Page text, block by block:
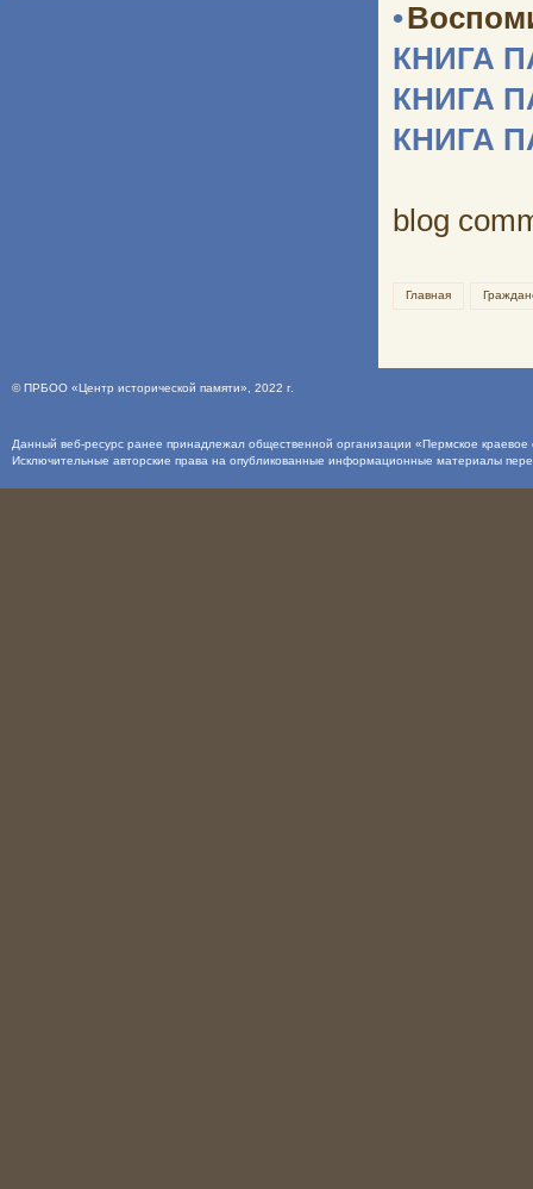
•
КНИГА
КНИГА
КНИГА
blog
Главная
©ПРБОО «Центр исторической памяти» , 2022 г.
Данный веб-ресурс ранее принадлежал общественной организации «Пермское
Исключительные авторские права на опубликованные информационные материалы